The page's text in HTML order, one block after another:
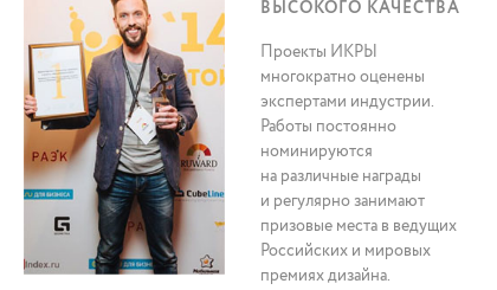
ВЫСОКОГО КАЧЕСТВА
Проекты ИКРЫ
многократно оценены
экспертами индустрии.
Работы постоянно
номинируются
на различные награды
и регулярно занимают
призовые места в ведущих
Российских и мировых
премиях дизайна.